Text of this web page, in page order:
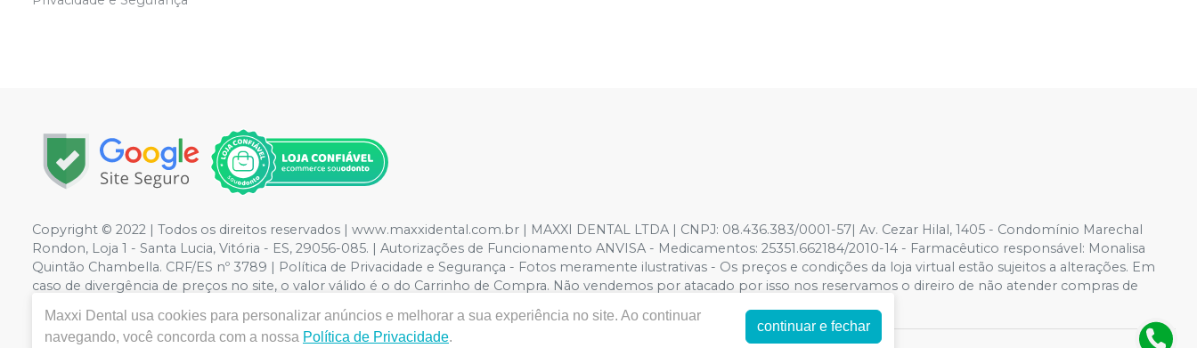
Copyright © 2022 | Todos os direitos reservados | www.maxxidental.com.br | MAXXI DENTAL LTDA | CNPJ: 08.436.383/0001-57| Av. Cezar Hilal, 1405 - Condomínio Marechal
Rondon, Loja 1 - Santa Lucia, Vitória - ES, 29056-085. | Autorizações de Funcionamento ANVISA - Medicamentos: 25351.662184/2010-14 - Farmacêutico responsável: Monalisa
Quintão Chambella. CRF/ES nº 3789 | Política de Privacidade e Segurança - Fotos meramente ilustrativas - Os preços e condições da loja virtual estão sujeitos a alterações. Em
caso de divergência de preços no site, o valor válido é o do Carrinho de Compra. Não vendemos por atacado por isso nos reservamos o direiro de não atender compras de
Maxxi Dental usa cookies para personalizar anúncios e melhorar a sua experiência no site. Ao continuar
navegando, você concorda com a nossa Política de Privacidade.
continuar e fechar